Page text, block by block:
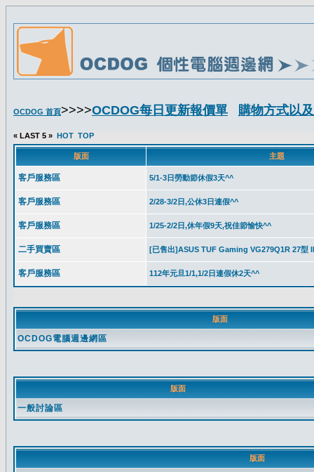
OCDOG 首頁>>>>OCDOG每日更新報價單 購物方式以
版面
OCDOG電腦週邊網區
版面
一般討論區
版面